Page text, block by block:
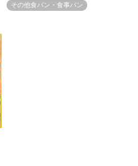
その他食パン・食事パン